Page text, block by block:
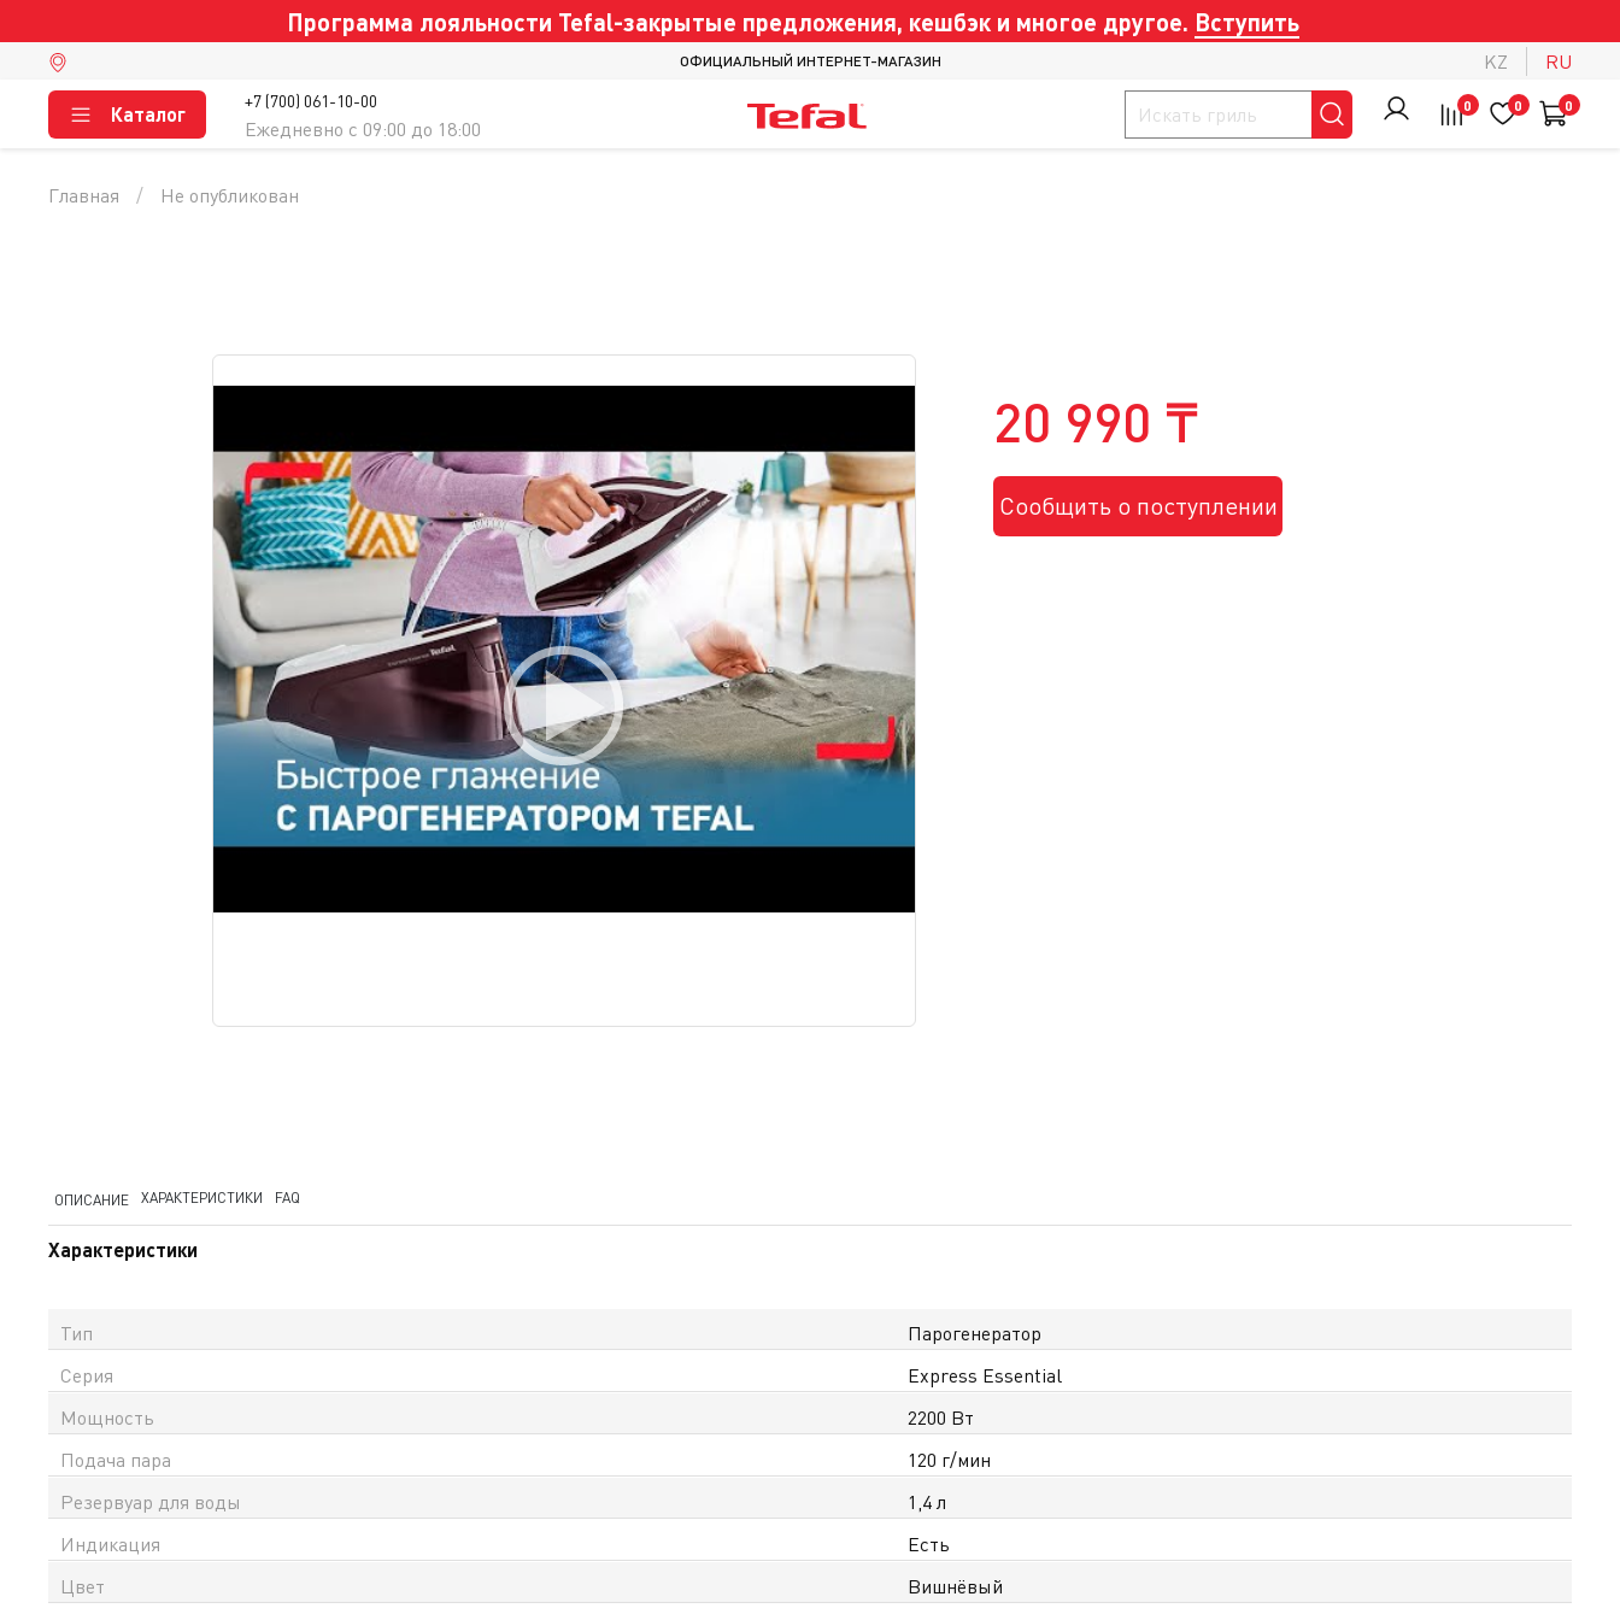
Программа лояльности Tefal-закрытые предложения, кешбэк и многое другое. Вступить
ОФИЦИАЛЬНЫЙ ИНТЕРНЕТ-МАГАЗИН KZ RU
+7 (700) 061-10-00
Ежедневно c 09:00 до 18:00
Каталог 0 0 0
20 990 ₸
Сообщить о поступлении
Главная Не опубликован
ОПИСАНИЕ ХАРАКТЕРИСТИКИ FAQ
Характеристики
Тип
Парогенератор
Серия
Express Essential
Мощность
2200 Вт
Подача пара
120 г/мин
Резервуар для воды
1,4 л
Индикация
Есть
Цвет
Вишнёвый